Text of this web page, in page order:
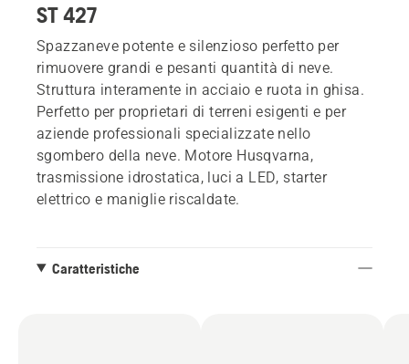
ST 427
Spazzaneve potente e silenzioso perfetto per
rimuovere grandi e pesanti quantità di neve.
Struttura interamente in acciaio e ruota in ghisa.
Perfetto per proprietari di terreni esigenti e per
aziende professionali specializzate nello
sgombero della neve. Motore Husqvarna,
trasmissione idrostatica, luci a LED, starter
elettrico e maniglie riscaldate.
Caratteristiche